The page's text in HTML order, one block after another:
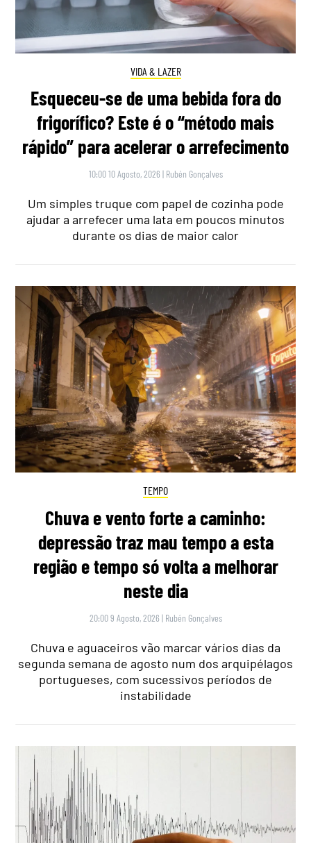
VIDA & LAZER
Esqueceu-se de uma bebida fora do
frigorífico? Este é o “método mais
rápido” para acelerar o arrefecimento
10:00 10 Agosto, 2026 | Rubén Gonçalves
Um simples truque com papel de cozinha pode
ajudar a arrefecer uma lata em poucos minutos
durante os dias de maior calor
TEMPO
Chuva e vento forte a caminho:
depressão traz mau tempo a esta
região e tempo só volta a melhorar
neste dia
20:00 9 Agosto, 2026 | Rubén Gonçalves
Chuva e aguaceiros vão marcar vários dias da
segunda semana de agosto num dos arquipélagos
portugueses, com sucessivos períodos de
instabilidade